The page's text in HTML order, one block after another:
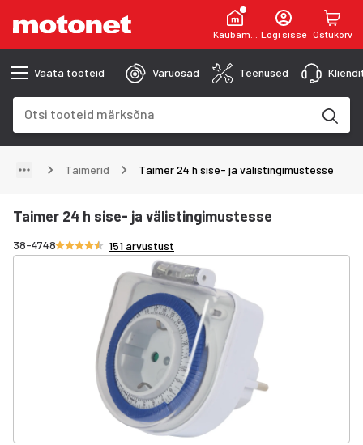
KaubamajaLogi sisse Ostukorv
Vaata tooteid Varuosad Teenused
Taimerid Taimer 24 h sise- ja välistingimustesse
Taimer 24 h sise- ja välistingimustesse
38-4748Hinnang 4.4/5 tähte
151 arvustust